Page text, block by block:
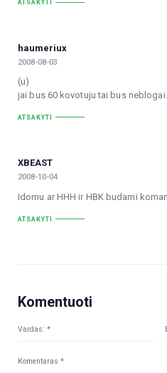
ATSAKYTI
haumeriux
2008-08-03
(u)
jai bus 60 kovotuju tai bus neblogai.
ATSAKYTI
XBEAST
2008-10-04
Idomu ar HHH ir HBK budami
ATSAKYTI
Komentuoti